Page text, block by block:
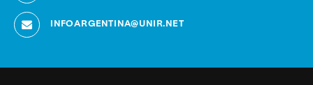
INFOARGENTINA@UNIR.NET